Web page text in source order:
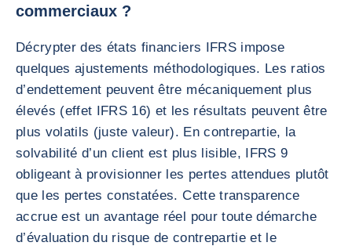
commerciaux ?
Décrypter des états financiers IFRS impose
quelques ajustements méthodologiques. Les ratios
d’endettement peuvent être mécaniquement plus
élevés (effet IFRS 16) et les résultats peuvent être
plus volatils (juste valeur). En contrepartie, la
solvabilité d’un client est plus lisible, IFRS 9
obligeant à provisionner les pertes attendues plutôt
que les pertes constatées. Cette transparence
accrue est un avantage réel pour toute démarche
d’évaluation du risque de contrepartie et le